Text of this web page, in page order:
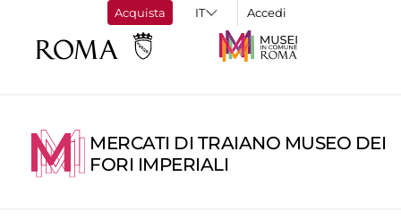
Acquista Accedi
MERCATI DI TRAIANO MUSEO DEI
FORI IMPERIALI